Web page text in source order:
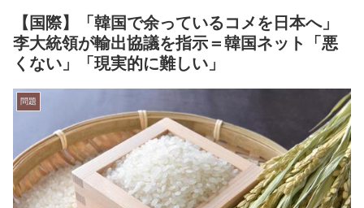
故で手足切断、障害年金一生貰えないと知り泣く / NEW
まとめサイトアンテナ！ NEW! (8/8 23:00)
【衝撃】名作『鬼滅の刃』凄い事に気付いたｗｗｗｗ
「上弦の鬼」を単独撃破したのが「時透無一郎」と「我
妻善逸」の二人の模様…もしかしてこの二人は… / NEW
まとめサイトアンテナ！
【公園でも行けよ】ジムのランニングマシーン占拠し
てずっと歩いてる男の正体 / NEWまとめサイトアンテ
ナ！
NEW! (8/8 23:00)
経済紙「旅行しなくなった日本人。その原因
は・・・」→ネット民、総ツッコミで“真の原因”を突き
付ける / NEWまとめサイトアンテナ！ NEW! (8/8 23:00)
【国際】「韓国で余っているコメを日本へ」
李大統領が輸出協議を指示＝韓国ネット「悪
くない」「現実的に難しい」
問題